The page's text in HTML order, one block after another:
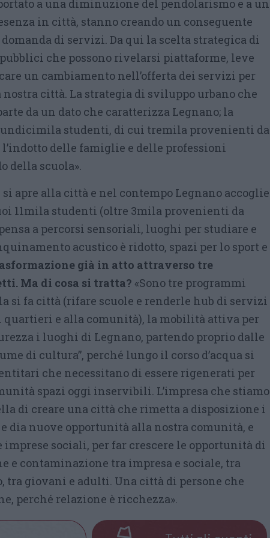
a una diminuzione del pendolarismo e a un
in città, stanno creando un conseguente
di servizi. Da qui la scelta strategica di
che possono rivelarsi piattaforme, leve
un cambiamento nell’offerta dei servizi per
città. La strategia di sviluppo urbano che
da un dato che caratterizza Legnano; la
undicimila studenti, di cui tremila provenienti da
delle famiglie e delle professioni
della scuola».
apre alla città e nel contempo Legnano accoglie
11mila studenti (oltre 3mila provenienti da
a percorsi sensoriali, luoghi per studiare e
acustico è ridotto, spazi per lo sport e
già in atto attraverso tre
Ma di cosa si tratta? «Sono tre programmi
si fa città (rifare scuole e renderle hub di servizi
quartieri e alla comunità), la mobilità attiva per
i luoghi di Legnano, partendo proprio dalle
di cultura”, perché lungo il corso d’acqua si
che necessitano di essere rigenerati per
spazi oggi inservibili. L’impresa che stiamo
di creare una città che rimetta a disposizione i
dia nuove opportunità alla nostra comunità, e
sociali, per far crescere le opportunità di
e contaminazione tra impresa e sociale, tra
tra giovani e adulti. Una città di persone che
perché relazione è ricchezza».